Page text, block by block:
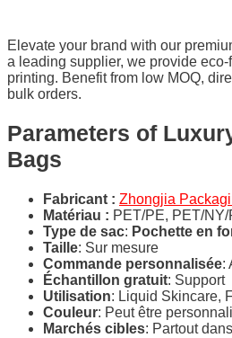
Elevate your brand with our
a leading supplier, we provide
printing. Benefit from low MOQ,
bulk orders.
Parameters of
Bags
Fabricant : Zhongjia
Matériau : PET/PE, PET/
Type de sac: Pochette en
Taille: Sur mesure
Commande personnalisée:
Échantillon gratuit: Support
Utilisation: Liquid Skincare,
Couleur: Peut être
Marchés cibles: Partout